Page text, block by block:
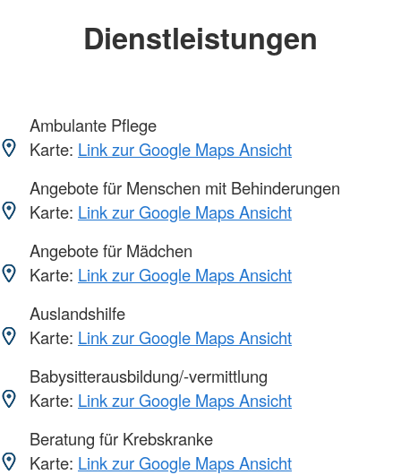
Dienstleistungen
Ambulante Pflege
Karte: Link zur Google Maps Ansicht
Angebote für Menschen mit Behinderungen
Karte: Link zur Google Maps Ansicht
Angebote für Mädchen
Karte: Link zur Google Maps Ansicht
Auslandshilfe
Karte: Link zur Google Maps Ansicht
Babysitterausbildung/-vermittlung
Karte: Link zur Google Maps Ansicht
Beratung für Krebskranke
Karte: Link zur Google Maps Ansicht